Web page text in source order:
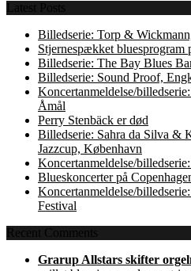
Latest Posts
Billedserie: Torp &
Stjernespækket bluesprogram
Billedserie: The Bay Blues
Billedserie: Sound Proof,
Koncertanmeldelse/
Åmål
Perry Stenbäck er død
Billedserie: Sahra da Silva &
Jazzcup, København
Koncertanmeldelse/
Blueskoncerter på
Koncertanmeldelse/
Festival
Recent Comments
Grarup Allstars skifter